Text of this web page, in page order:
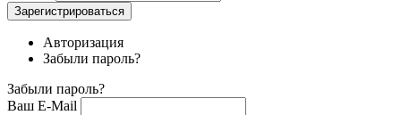
Зарегистрироваться
Авторизация
Забыли пароль?
Забыли пароль?
Ваш E-Mail